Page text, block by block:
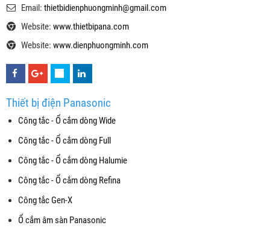
Email: thietbidienphuongminh@gmail.com
Website: www.thietbipana.com
Website: www.dienphuongminh.com
Thiết bị điện Panasonic
Công tắc - Ổ cắm dòng Wide
Công tắc - Ổ cắm dòng Full
Công tắc - Ổ cắm dòng Halumie
Công tắc - Ổ cắm dòng Refina
Công tắc Gen-X
Ổ cắm âm sàn Panasonic